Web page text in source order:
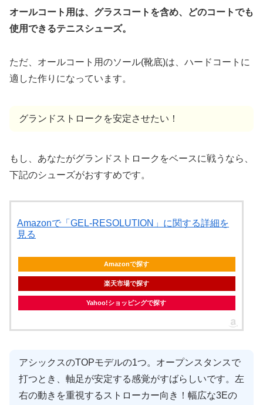
オールコート用は、グラスコートを含め、どのコートでも
使用できるテニスシューズ。
ただ、オールコート用のソール(靴底)は、ハードコートに
適した作りになっています。
グランドストロークを安定させたい！
もし、あなたがグランドストロークをベースに戦うなら、
下記のシューズがおすすめです。
Amazonで「GEL-RESOLUTION」に関する詳細を
見る
Amazonで探す
楽天市場で探す
Yahoo!ショッピングで探す
アシックスのTOPモデルの1つ。オープンスタンスで
打つとき、軸足が安定する感覚がすばらしいです。左
右の動きを重視するストローカー向き！幅広な3Eの